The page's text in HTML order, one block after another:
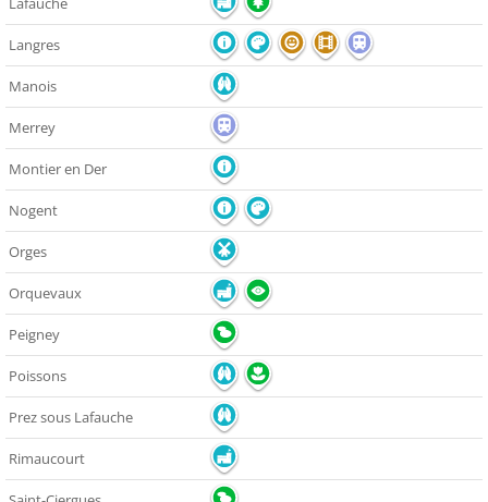
Langres
Manois
Merrey
Montier en Der
Nogent
Orges
Orquevaux
Peigney
Poissons
Prez sous Lafauche
Rimaucourt